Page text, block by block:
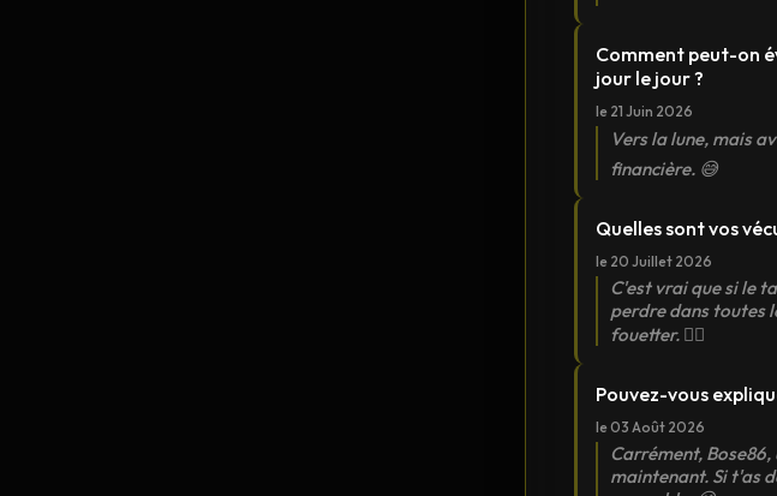
Comment peut-on
jour le jour ?
le 21 Juin 2026
Vers la lune, mais
financière. 😅
Quelles sont vos
le 20 Juillet 2026
C'est vrai que si le
perdre dans toutes
fouetter. 🤷‍♂️
Pouvez-vous
le 03 Août 2026
Carrément,
maintenant. Si t'as